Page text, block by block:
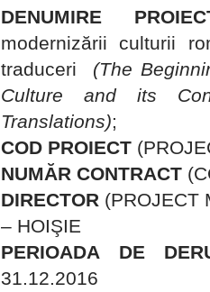
DENUMIRE
modernizării culturii
traduceri (The
Culture and its
Translations);
COD PROIECT
NUMĂR CONTRACT
DIRECTOR (PROJECT
– HOIŞIE
PERIOADA DE
31.12.2016